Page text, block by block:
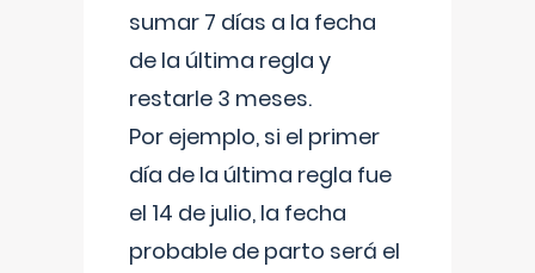
sumar 7 días a la fecha
de la última regla y
restarle 3 meses.
Por ejemplo, si el primer
día de la última regla fue
el 14 de julio, la fecha
probable de parto será el